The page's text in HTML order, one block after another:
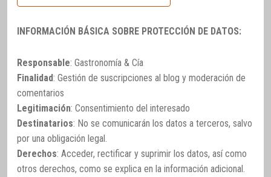
INFORMACIÓN BÁSICA SOBRE PROTECCIÓN DE DATOS:
Responsable: Gastronomía & Cía
Finalidad: Gestión de suscripciones al blog y moderación de
comentarios
Legitimación: Consentimiento del interesado
Destinatarios: No se comunicarán los datos a terceros, salvo
por una obligación legal.
Derechos: Acceder, rectificar y suprimir los datos, así como
otros derechos, como se explica en la información adicional.